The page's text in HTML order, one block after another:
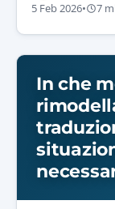
5 Feb 2026• 7
In che